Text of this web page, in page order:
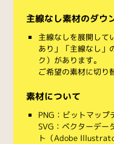
主線なし素材のダウ
主線なしを展開して
あり」「主線なし
ク）があります。
ご希望の素材に切り
素材について
PNG：ビットマップ
SVG：ベクターデー
ト（Adobe